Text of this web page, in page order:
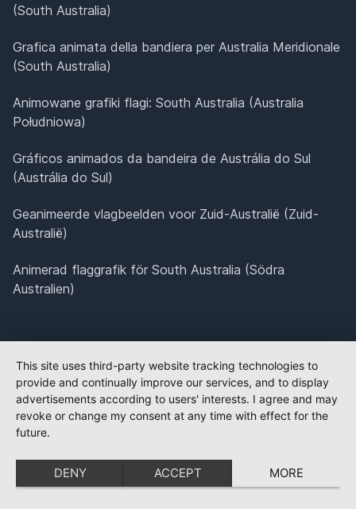
(South Australia)
Grafica animata della bandiera per Australia Meridionale
(South Australia)
Animowane grafiki flagi: South Australia (Australia
Południowa)
Gráficos animados da bandeira de Austrália do Sul
(Austrália do Sul)
Geanimeerde vlagbeelden voor Zuid-Australië (Zuid-
Australië)
Animerad flaggrafik för South Australia (Södra
Australien)
This site uses third-party website tracking technologies to
provide and continually improve our services, and to display
advertisements according to users' interests. I agree and may
revoke or change my consent at any time with effect for the
future.
DENY ACCEPT MORE